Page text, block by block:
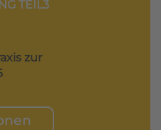
TEIL3
zur